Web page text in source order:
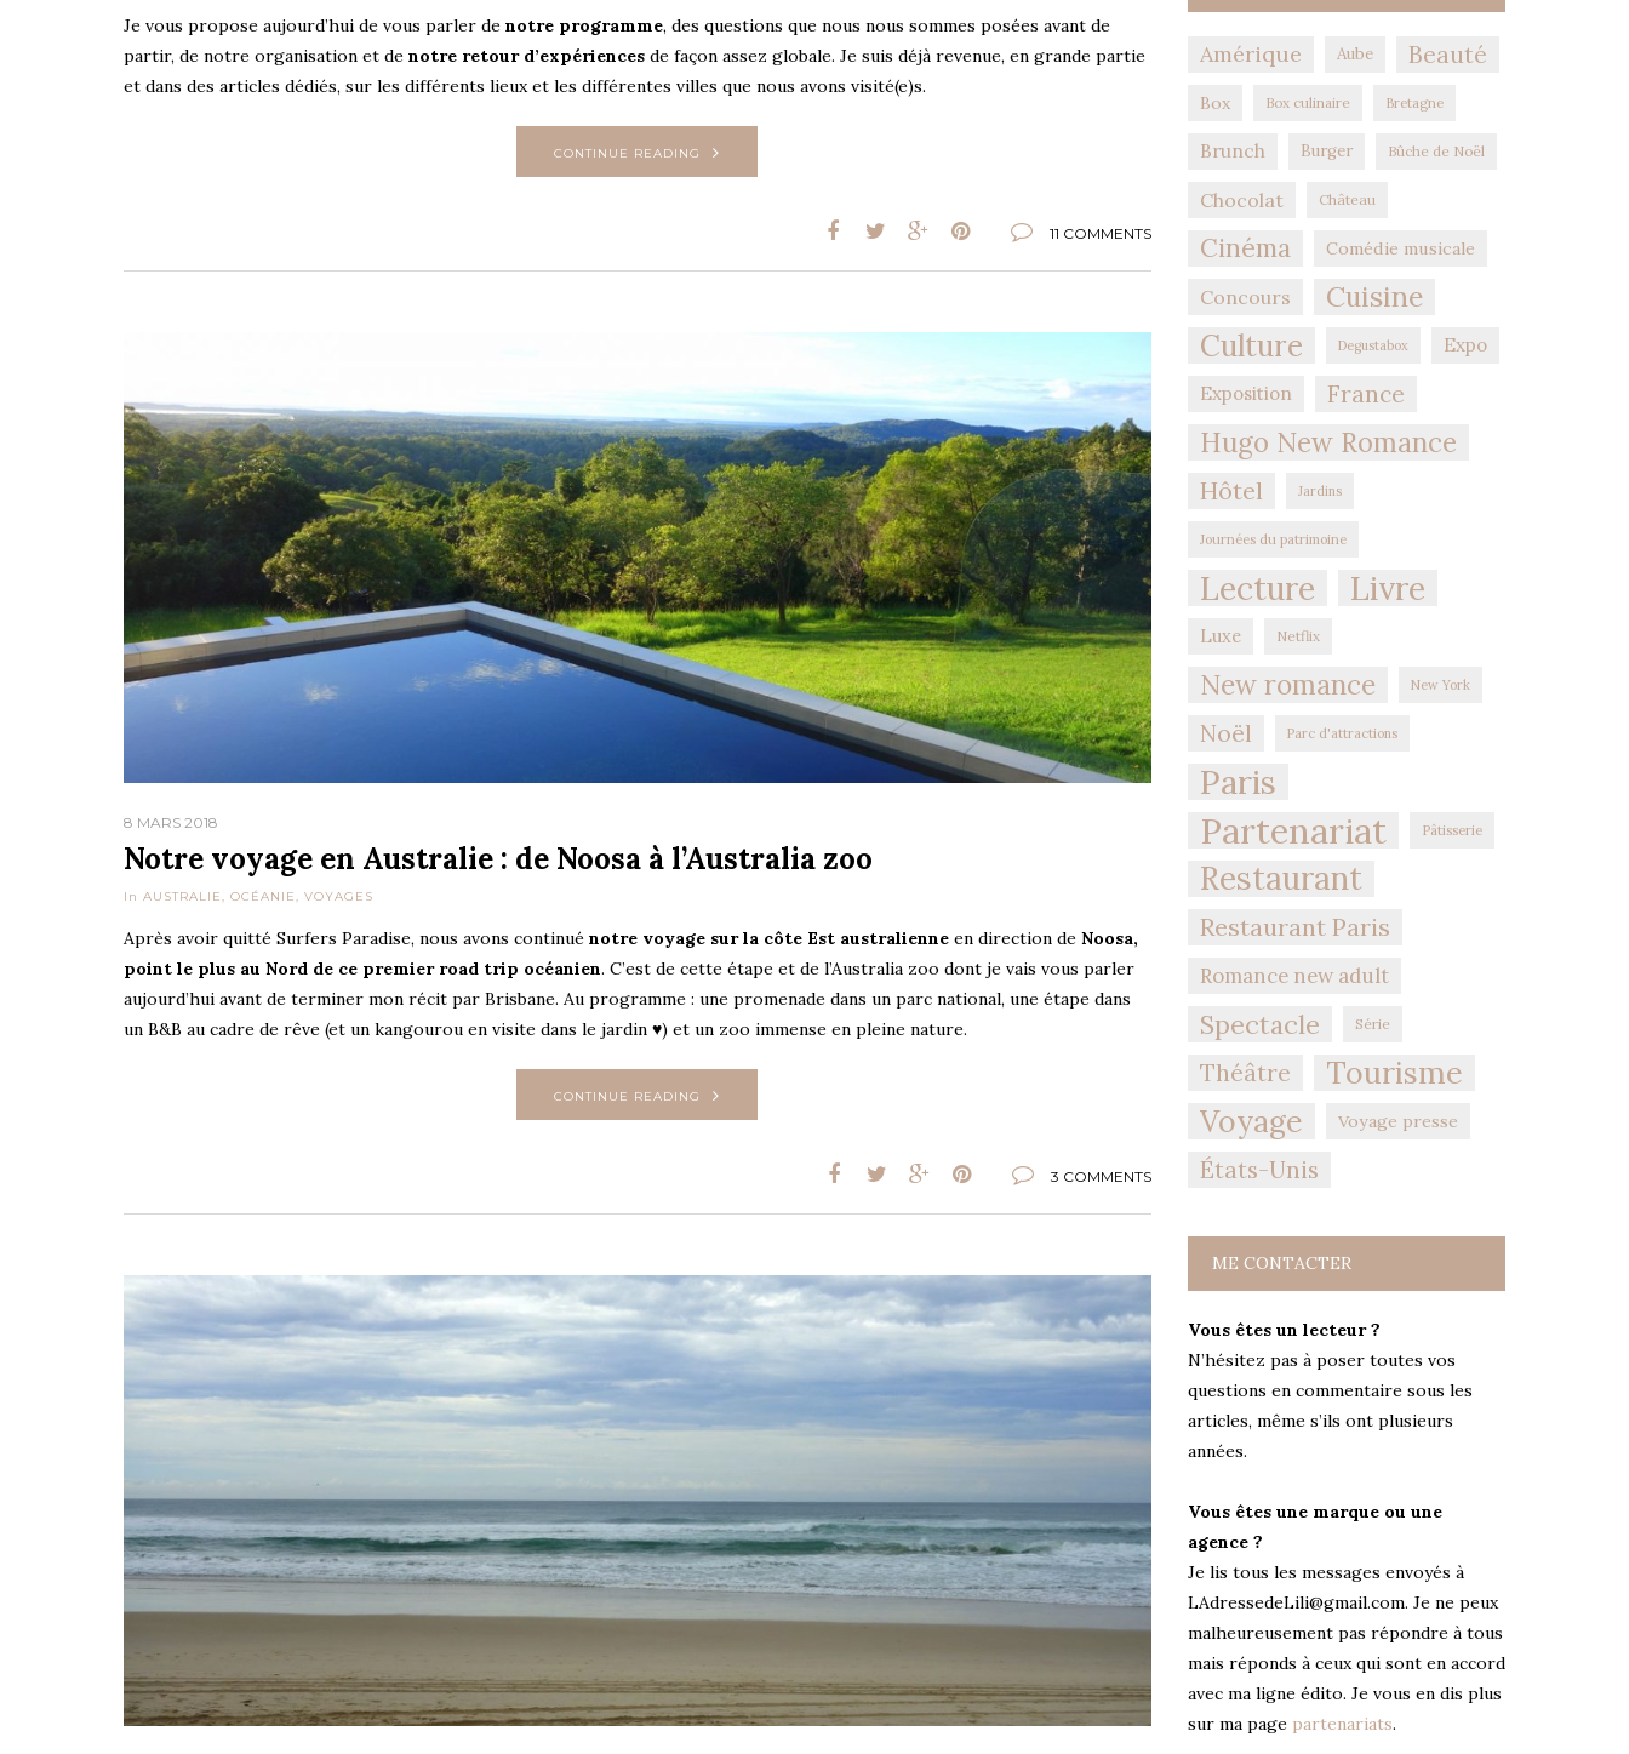
Je vous propose aujourd’hui de vous parler de notre programme, des questions que nous nous sommes posées avant de
partir, de notre organisation et de notre retour d’expériences de façon assez globale. Je suis déjà revenue, en grande partie
et dans des articles dédiés, sur les différents lieux et les différentes villes que nous avons visité(e)s.
CONTINUE READING
11 COMMENTS
8 MARS 2018
Notre voyage en Australie : de Noosa à l’Australia zoo
In AUSTRALIE, OCÉANIE, VOYAGES
Après avoir quitté Surfers Paradise, nous avons continué notre voyage sur la côte Est australienne en direction de Noosa,
point le plus au Nord de ce premier road trip océanien. C’est de cette étape et de l’Australia zoo dont je vais vous parler
aujourd’hui avant de terminer mon récit par Brisbane. Au programme : une promenade dans un parc national, une étape dans
un B&B au cadre de rêve (et un kangourou en visite dans le jardin ♥) et un zoo immense en pleine nature.
CONTINUE READING
3 COMMENTS
Amérique Aube Beauté
Box Box culinaire Bretagne
Brunch Burger Bûche de Noël
Chocolat Château
Cinéma Comédie musicale
Concours Cuisine
Culture Degustabox Expo
Exposition France
Hugo New Romance
Hôtel Jardins
Journées du patrimoine
Lecture Livre
Luxe Netflix
New romance New York
Noël Parc d'attractions
Paris
Partenariat Pâtisserie
Restaurant
Restaurant Paris
Romance new adult
Spectacle Série
Théâtre
Tourisme
Voyage
Voyage presse
États-Unis
ME CONTACTER
Vous êtes un lecteur ?
N’hésitez pas à poser toutes vos
questions en commentaire sous les
articles, même s’ils ont plusieurs
années.
Vous êtes une marque ou une
agence ?
Je lis tous les messages envoyés à
LAdressedeLili@gmail.com. Je ne peux
malheureusement pas répondre à tous
mais réponds à ceux qui sont en accord
avec ma ligne édito. Je vous en dis plus
sur ma page partenariats.